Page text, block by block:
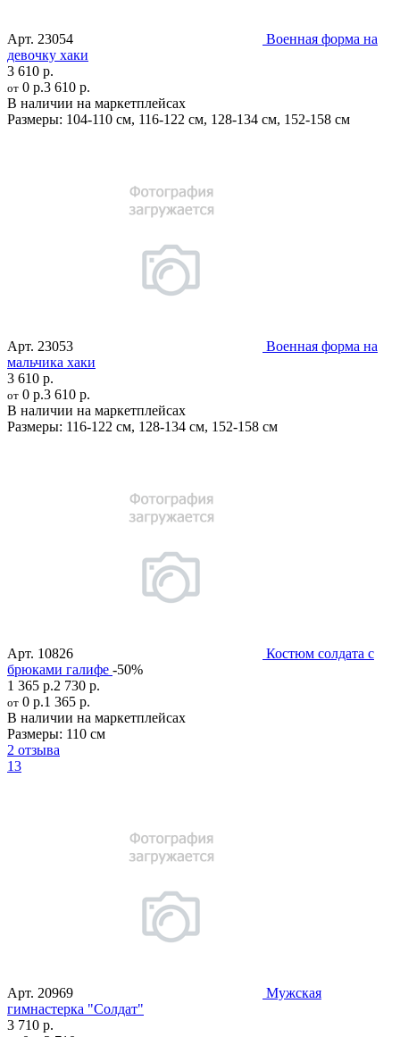
Арт. 23054
Военная форма на
девочку хаки
3 610 р.
от 0 р.3 610 р.
В наличии на маркетплейсах
Размеры: 104-110 см, 116-122 см, 128-134 см, 152-158 см
Арт. 23053
Военная форма на
мальчика хаки
3 610 р.
от 0 р.3 610 р.
В наличии на маркетплейсах
Размеры: 116-122 см, 128-134 см, 152-158 см
Арт. 10826
Костюм солдата с
брюками галифе -50%
1 365 р.2 730 р.
от 0 р.1 365 р.
В наличии на маркетплейсах
Размеры: 110 см
2 отзыва
13
Арт. 20969
Мужская
гимнастерка "Солдат"
3 710 р.